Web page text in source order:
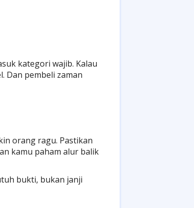
kategori wajib. Kalau
Dan pembeli zaman
orang ragu. Pastikan
kamu paham alur balik
bukti, bukan janji